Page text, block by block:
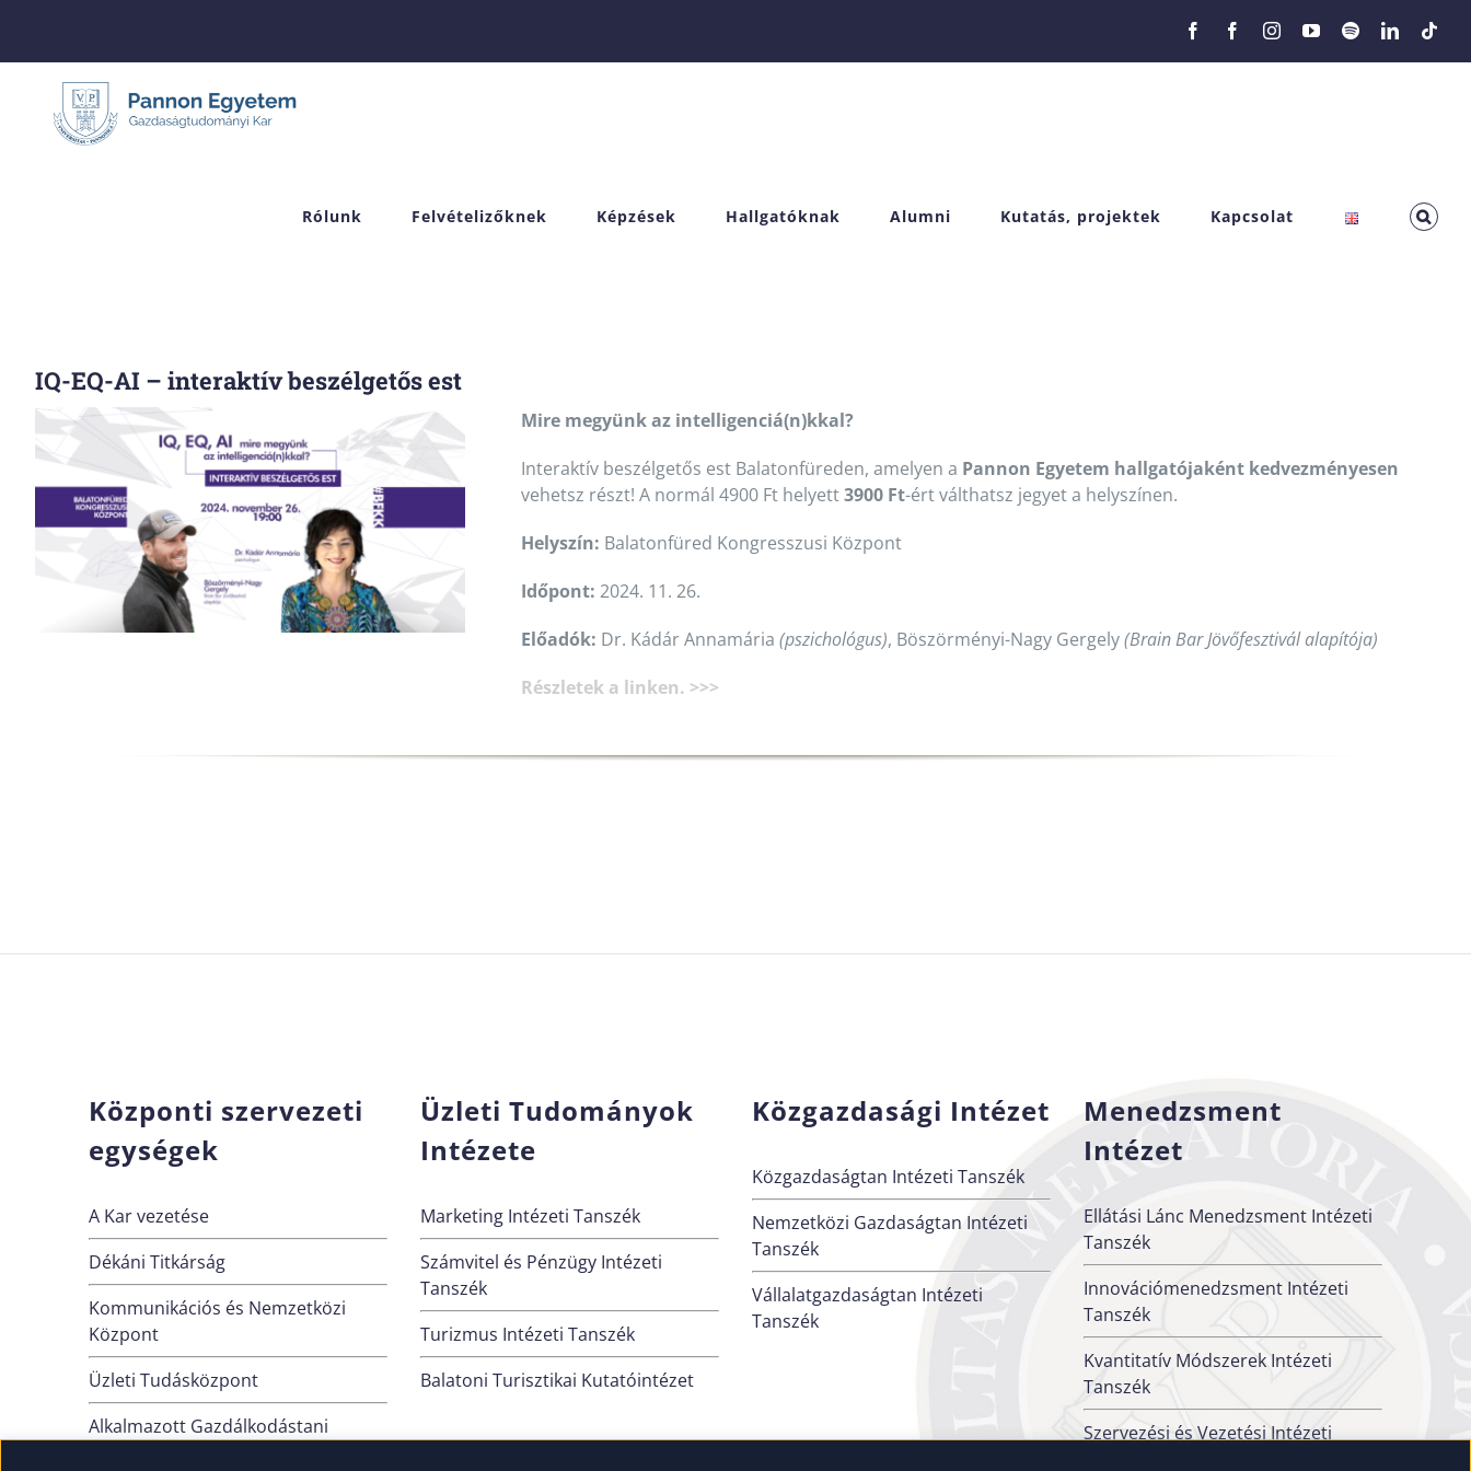
content
FacebookFacebookInstagramYouTube
SpotifyLinkedIn
Rólunk Felvételizőknek Képzések Hallgatóknak Alumni Kutatás, projektek Kapcsolat
IQ-EQ-AI – interaktív beszélgetős est
Mire megyünk az intelligenciá(n)kkal?
Interaktív beszélgetős est Balatonfüreden, amelyen a Pannon Egyetem hallgatójaként kedvezményesen
vehetsz részt! A normál 4900 Ft helyett3900 Ft-ért válthatsz jegyet a helyszínen.
Helyszín: Balatonfüred Kongresszusi Központ
Időpont: 2024. 11. 26.
Előadók: Dr. Kádár Annamária (pszichológus), Böszörményi-Nagy Gergely(Brain Bar Jövőfesztivál alapítója)
Részletek a linken. >>>
Központi szervezeti
egységek
A Kar vezetése
Dékáni Titkárság
Kommunikációs és Nemzetközi
Központ
Üzleti Tudásközpont
Alkalmazott Gazdálkodástani
Üzleti Tudományok
Intézete
Marketing Intézeti Tanszék
Számvitel és Pénzügy Intézeti
Tanszék
Turizmus Intézeti Tanszék
Balatoni Turisztikai Kutatóintézet
Közgazdasági Intézet
Közgazdaságtan Intézeti Tanszék
Nemzetközi Gazdaságtan Intézeti
Tanszék
Vállalatgazdaságtan Intézeti
Tanszék
Menedzsment
Intézet
Ellátási Lánc Menedzsment Intézeti
Tanszék
Innovációmenedzsment Intézeti
Tanszék
Kvantitatív Módszerek Intézeti
Tanszék
Szervezési és Vezetési Intézeti